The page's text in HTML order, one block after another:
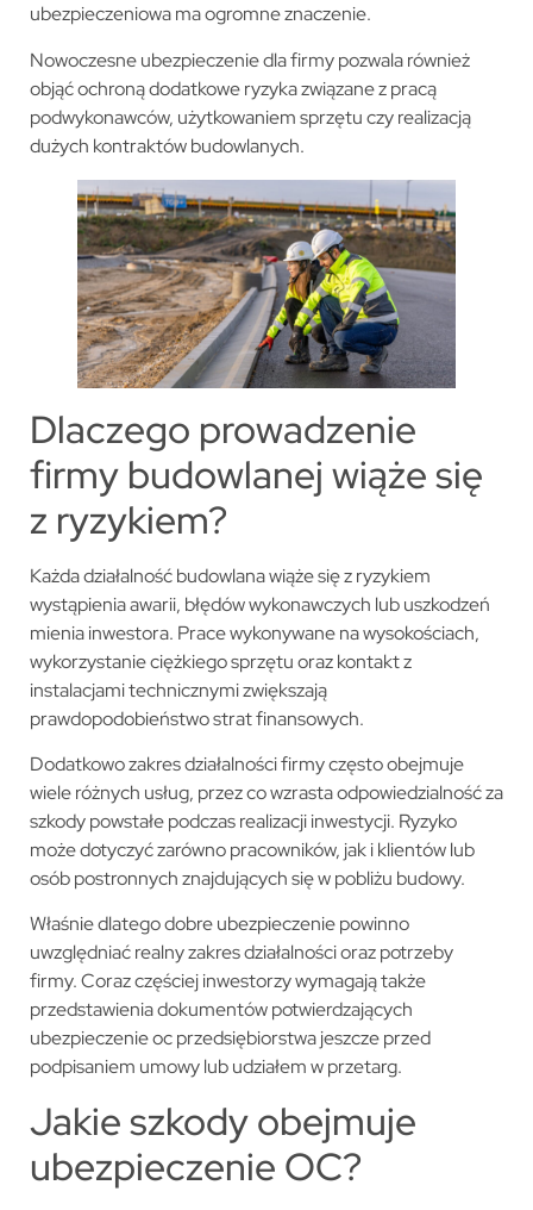
ubezpieczeniowa ma ogromne znaczenie.
Nowoczesne ubezpieczenie dla firmy pozwala również
objąć ochroną dodatkowe ryzyka związane z pracą
podwykonawców, użytkowaniem sprzętu czy realizacją
dużych kontraktów budowlanych.
Dlaczego prowadzenie
firmy budowlanej wiąże się
z ryzykiem?
Każda działalność budowlana wiąże się z ryzykiem
wystąpienia awarii, błędów wykonawczych lub uszkodzeń
mienia inwestora. Prace wykonywane na wysokościach,
wykorzystanie ciężkiego sprzętu oraz kontakt z
instalacjami technicznymi zwiększają
prawdopodobieństwo strat finansowych.
Dodatkowo zakres działalności firmy często obejmuje
wiele różnych usług, przez co wzrasta odpowiedzialność za
szkody powstałe podczas realizacji inwestycji. Ryzyko
może dotyczyć zarówno pracowników, jak i klientów lub
osób postronnych znajdujących się w pobliżu budowy.
Właśnie dlatego dobre ubezpieczenie powinno
uwzględniać realny zakres działalności oraz potrzeby
firmy. Coraz częściej inwestorzy wymagają także
przedstawienia dokumentów potwierdzających
ubezpieczenie oc przedsiębiorstwa jeszcze przed
podpisaniem umowy lub udziałem w przetarg.
Jakie szkody obejmuje
ubezpieczenie OC?